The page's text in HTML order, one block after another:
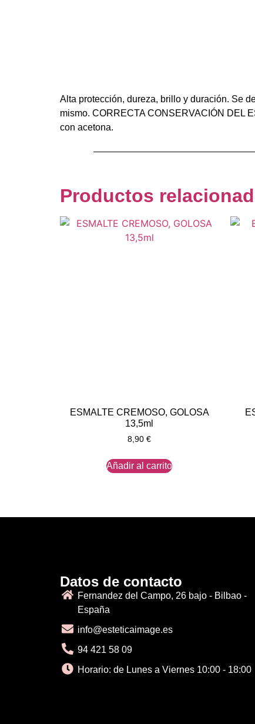
Alta protección, dureza, brillo y duración. Se
mismo. CORRECTA CONSERVACIÓN DEL
con acetona.
Productos
ESMALTE CREMOSO, GOLOSA
13,5ml
8,90 €
Añadir al carrito
Datos de contacto
Fernandez del Campo, 26 bajo - Bilbao -
España
info@esteticaimage.es
94 421 58 09
Horario: de Lunes a Viernes 10:00 - 18:00